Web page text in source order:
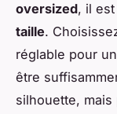
oversized, il
taille.
réglable pour
être
silhouette,